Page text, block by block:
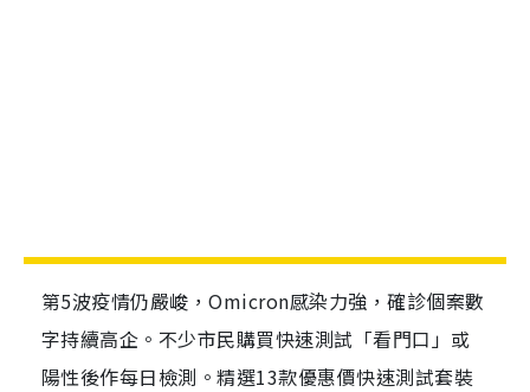
第5波疫情仍嚴峻，Omicron感染力強，確診個案數
字持續高企。不少市民購買快速測試「看門口」或
陽性後作每日檢測。精選13款優惠價快速測試套裝